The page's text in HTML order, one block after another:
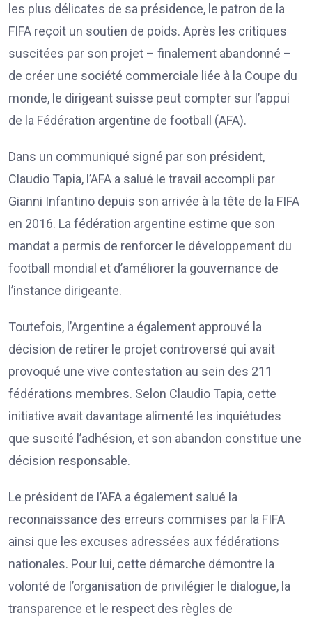
les plus délicates de sa présidence, le patron de la
FIFA reçoit un soutien de poids. Après les critiques
suscitées par son projet – finalement abandonné –
de créer une société commerciale liée à la Coupe du
monde, le dirigeant suisse peut compter sur l’appui
de la Fédération argentine de football (AFA).
Dans un communiqué signé par son président,
Claudio Tapia, l’AFA a salué le travail accompli par
Gianni Infantino depuis son arrivée à la tête de la FIFA
en 2016. La fédération argentine estime que son
mandat a permis de renforcer le développement du
football mondial et d’améliorer la gouvernance de
l’instance dirigeante.
Toutefois, l’Argentine a également approuvé la
décision de retirer le projet controversé qui avait
provoqué une vive contestation au sein des 211
fédérations membres. Selon Claudio Tapia, cette
initiative avait davantage alimenté les inquiétudes
que suscité l’adhésion, et son abandon constitue une
décision responsable.
Le président de l’AFA a également salué la
reconnaissance des erreurs commises par la FIFA
ainsi que les excuses adressées aux fédérations
nationales. Pour lui, cette démarche démontre la
volonté de l’organisation de privilégier le dialogue, la
transparence et le respect des règles de